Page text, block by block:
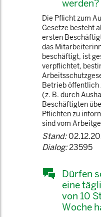
werden?
Die Pflicht zum
Gesetze besteht
ersten
das
beschäftigt, ist
verpflichtet,
Betrieb öffentlich
(z. B. durch
Beschäftigten
Pflichten zu
sind vom
Stand:
Dialog:23595
Dürfen
eine
von 10
Woche